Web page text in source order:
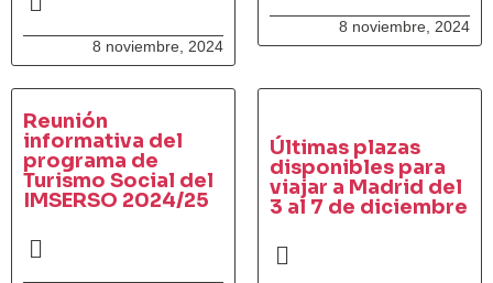
8 noviembre, 2024
8 noviembre, 2024
Reunión
informativa del
programa de
Turismo Social del
IMSERSO 2024/25
Últimas plazas
disponibles para
viajar a Madrid del
3 al 7 de diciembre